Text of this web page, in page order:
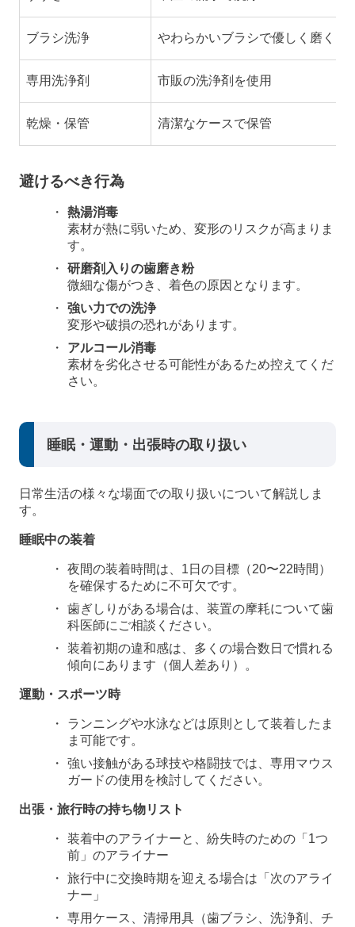
ブラシ洗浄 やわらかいブラシで優しく磨く
専用洗浄剤 市販の洗浄剤を使用
乾燥・保管 清潔なケースで保管
避けるべき行為
熱湯消毒
素材が熱に弱いため、変形のリスクが高まりま
す。
研磨剤入りの歯磨き粉
微細な傷がつき、着色の原因となります。
強い力での洗浄
変形や破損の恐れがあります。
アルコール消毒
素材を劣化させる可能性があるため控えてくだ
さい。
睡眠・運動・出張時の取り扱い
日常生活の様々な場面での取り扱いについて解説しま
す。
睡眠中の装着
夜間の装着時間は、1日の目標（20〜22時間）
を確保するために不可欠です。
歯ぎしりがある場合は、装置の摩耗について歯
科医師にご相談ください。
装着初期の違和感は、多くの場合数日で慣れる
傾向にあります（個人差あり）。
運動・スポーツ時
ランニングや水泳などは原則として装着したま
ま可能です。
強い接触がある球技や格闘技では、専用マウス
ガードの使用を検討してください。
出張・旅行時の持ち物リスト
装着中のアライナーと、紛失時のための「1つ
前」のアライナー
旅行中に交換時期を迎える場合は「次のアライ
ナー」
専用ケース、清掃用具（歯ブラシ、洗浄剤、チ